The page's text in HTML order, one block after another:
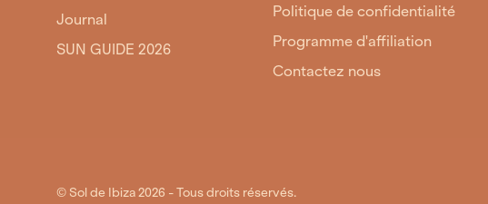
Journal
SUN GUIDE 2026
Politique de confidentialité
Programme d'affiliation
Contactez nous
© Sol de Ibiza 2026 - Tous droits réservés.